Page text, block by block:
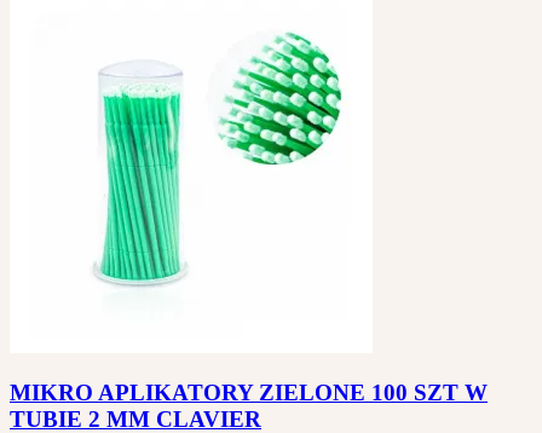
MIKRO APLIKATORY ZIELONE 100 SZT W
TUBIE 2 MM CLAVIER